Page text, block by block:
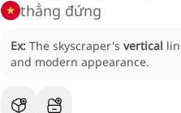
thẳng đứng
Ex: The skyscraper's vertical
and modern appearance.